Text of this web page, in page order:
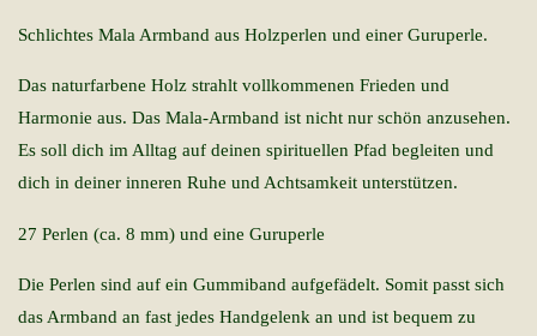
Schlichtes Mala Armband aus Holzperlen und einer Guruperle.
Das naturfarbene Holz strahlt vollkommenen Frieden und
Harmonie aus. Das Mala-Armband ist nicht nur schön anzusehen.
Es soll dich im Alltag auf deinen spirituellen Pfad begleiten und
dich in deiner inneren Ruhe und Achtsamkeit unterstützen.
27 Perlen (ca. 8 mm) und eine Guruperle
Die Perlen sind auf ein Gummiband aufgefädelt. Somit passt sich
das Armband an fast jedes Handgelenk an und ist bequem zu